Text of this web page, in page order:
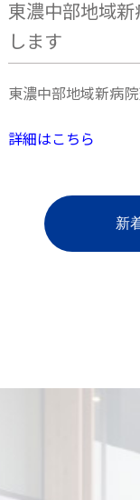
東濃中部地域
します
東濃中部地域新病
詳細はこちら
新